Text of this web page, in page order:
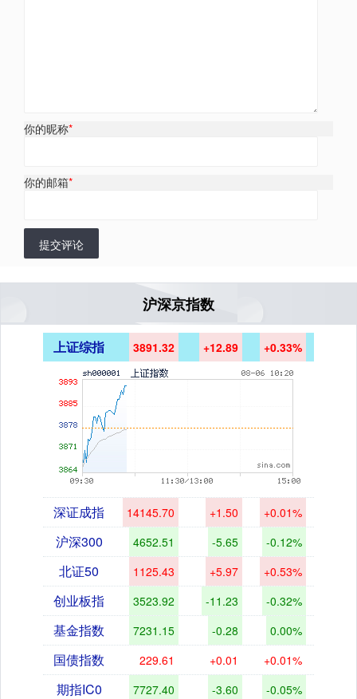
你的昵称*
你的邮箱*
提交评论
沪深京指数
上证综指 3891.32 +12.89 +0.33%
深证成指 14145.70 +1.50 +0.01%
沪深300 4652.51 -5.65 -0.12%
北证50 1125.43 +5.97 +0.53%
创业板指 3523.92 -11.23 -0.32%
基金指数 7231.15 -0.28 0.00%
国债指数 229.61 +0.01 +0.01%
期指IC0 7727.40 -3.60 -0.05%